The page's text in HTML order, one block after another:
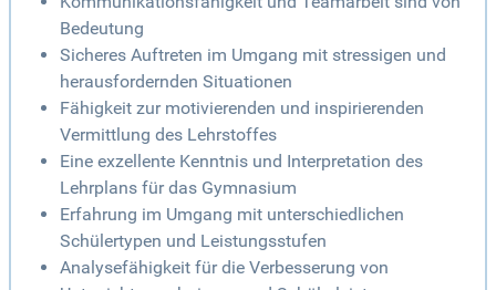
Bedeutung
Sicheres Auftreten im Umgang mit stressigen und
herausfordernden Situationen
Fähigkeit zur motivierenden und inspirierenden
Vermittlung des Lehrstoffes
Eine exzellente Kenntnis und Interpretation des
Lehrplans für das Gymnasium
Erfahrung im Umgang mit unterschiedlichen
Schülertypen und Leistungsstufen
Analysefähigkeit für die Verbesserung von